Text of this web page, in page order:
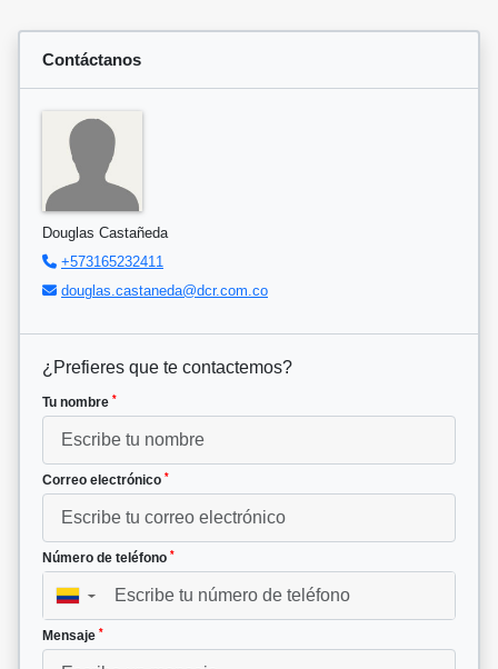
Contáctanos
Douglas Castañeda
+573165232411
douglas.castaneda@dcr.com.co
¿Prefieres que te contactemos?
Tu nombre *
Correo electrónico *
Número de teléfono *
▼
Mensaje *